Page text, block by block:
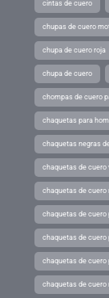
cintas de cuero
chupas de cuero
chupa de cuero roja
chupa de cuero
chompas de cuero
chaquetas para
chaquetas negras
chaquetas de cuero
chaquetas de cuero
chaquetas de cuero
chaquetas de cuero
chaquetas de cuero
chaquetas de cuero